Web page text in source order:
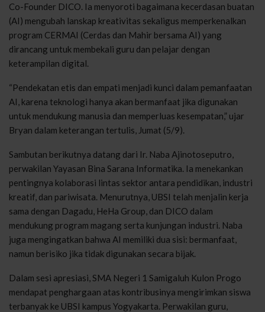
Co-Founder DICO. Ia menyoroti bagaimana kecerdasan buatan
(AI) mengubah lanskap kreativitas sekaligus memperkenalkan
program CERMAI (Cerdas dan Mahir bersama AI) yang
dirancang untuk membekali guru dan pelajar dengan
keterampilan digital.
“Pendekatan etis dan empati menjadi kunci dalam pemanfaatan
AI, karena teknologi hanya akan bermanfaat jika digunakan
untuk mendukung manusia dan memperluas kesempatan,” ujar
Bryan dalam keterangan tertulis, Jumat (5/9).
Sambutan berikutnya datang dari Ir. Naba Ajinotoseputro,
perwakilan Yayasan Bina Sarana Informatika. Ia menekankan
pentingnya kolaborasi lintas sektor antara pendidikan, industri
kreatif, dan pariwisata. Menurutnya, UBSI telah menjalin kerja
sama dengan Dagadu, HeHa Group, dan DICO dalam
mendukung program magang serta kunjungan industri. Naba
juga mengingatkan bahwa AI memiliki dua sisi: bermanfaat,
namun berisiko jika tidak digunakan secara bijak.
Dalam sesi apresiasi, SMA Negeri 1 Samigaluh Kulon Progo
mendapat penghargaan atas kontribusinya mengirimkan siswa
terbanyak ke UBSI kampus Yogyakarta. Perwakilan guru,